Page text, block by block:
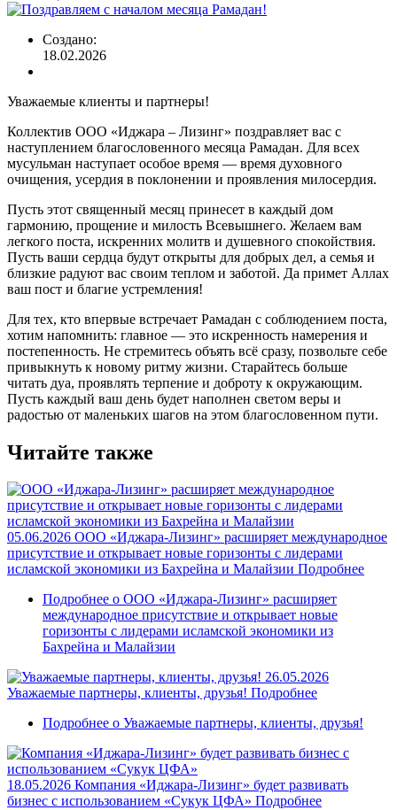
Создано:
18.02.2026
Уважаемые клиенты и партнеры!
Коллектив ООО «Иджара – Лизинг» поздравляет вас с
наступлением благословенного месяца Рамадан. Для всех
мусульман наступает особое время — время духовного
очищения, усердия в поклонении и проявления милосердия.
Пусть этот священный месяц принесет в каждый дом
гармонию, прощение и милость Всевышнего. Желаем вам
легкого поста, искренних молитв и душевного спокойствия.
Пусть ваши сердца будут открыты для добрых дел, а семья и
близкие радуют вас своим теплом и заботой. Да примет Аллах
ваш пост и благие устремления!
Для тех, кто впервые встречает Рамадан с соблюдением поста,
хотим напомнить: главное — это искренность намерения и
постепенность. Не стремитесь объять всё сразу, позвольте себе
привыкнуть к новому ритму жизни. Старайтесь больше
читать дуа, проявлять терпение и доброту к окружающим.
Пусть каждый ваш день будет наполнен светом веры и
радостью от маленьких шагов на этом благословенном пути.
Читайте также
05.06.2026 ООО «Иджара-Лизинг» расширяет международное
присутствие и открывает новые горизонты с лидерами
исламской экономики из Бахрейна и Малайзии Подробнее
Подробнее о ООО «Иджара-Лизинг» расширяет
международное присутствие и открывает новые
горизонты с лидерами исламской экономики из
Бахрейна и Малайзии
26.05.2026
Уважаемые партнеры, клиенты, друзья! Подробнее
Подробнее о Уважаемые партнеры, клиенты, друзья!
18.05.2026 Компания «Иджара-Лизинг» будет развивать
бизнес с использованием «Сукук ЦФА» Подробнее